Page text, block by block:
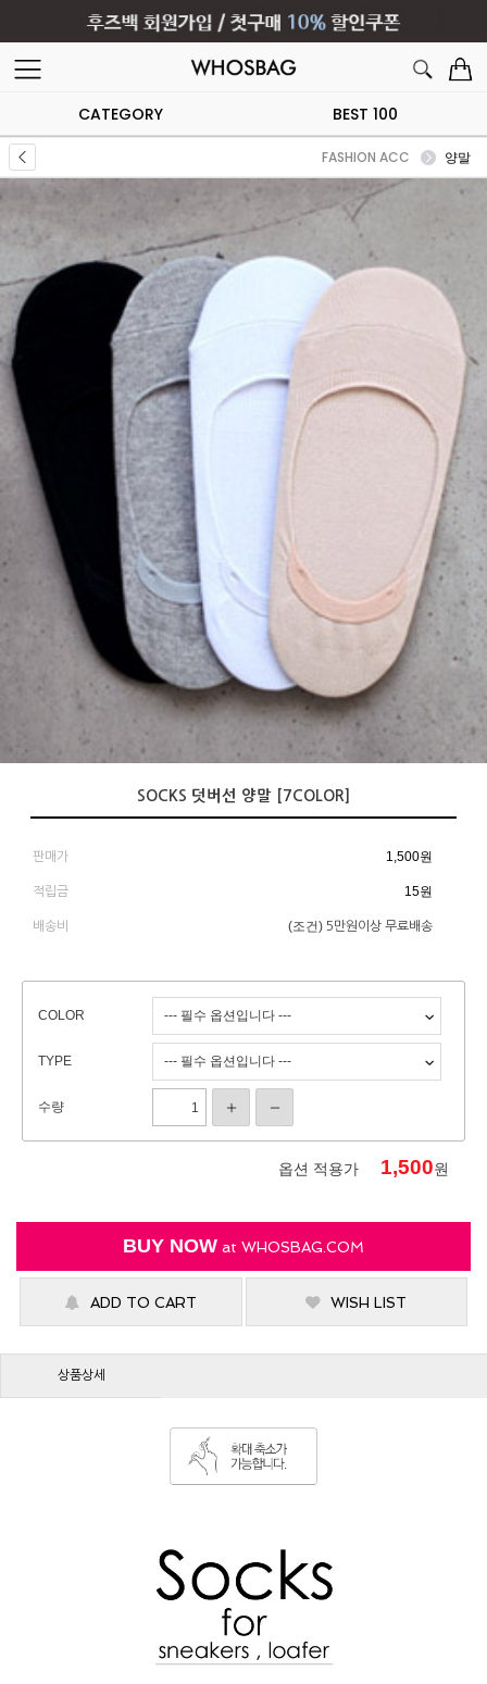
CATEGORY BEST 100
FASHION ACC 양말
SOCKS 덧버선 양말 [7COLOR]
판매가 1,500원
적립금 15원
배송비 (조건) 5만원이상 무료배송
COLOR
TYPE
수량
옵션 적용가 1,500원
BUY NOW at WHOSBAG.COM
ADD TO CART WISH LIST
상품상세